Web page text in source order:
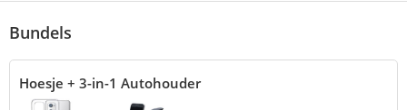
Bundels
Hoesje + 3-in-1 Autohouder